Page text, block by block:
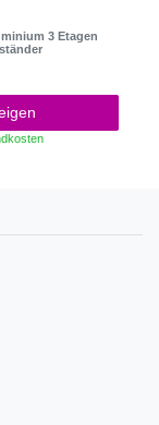
3 Etagen